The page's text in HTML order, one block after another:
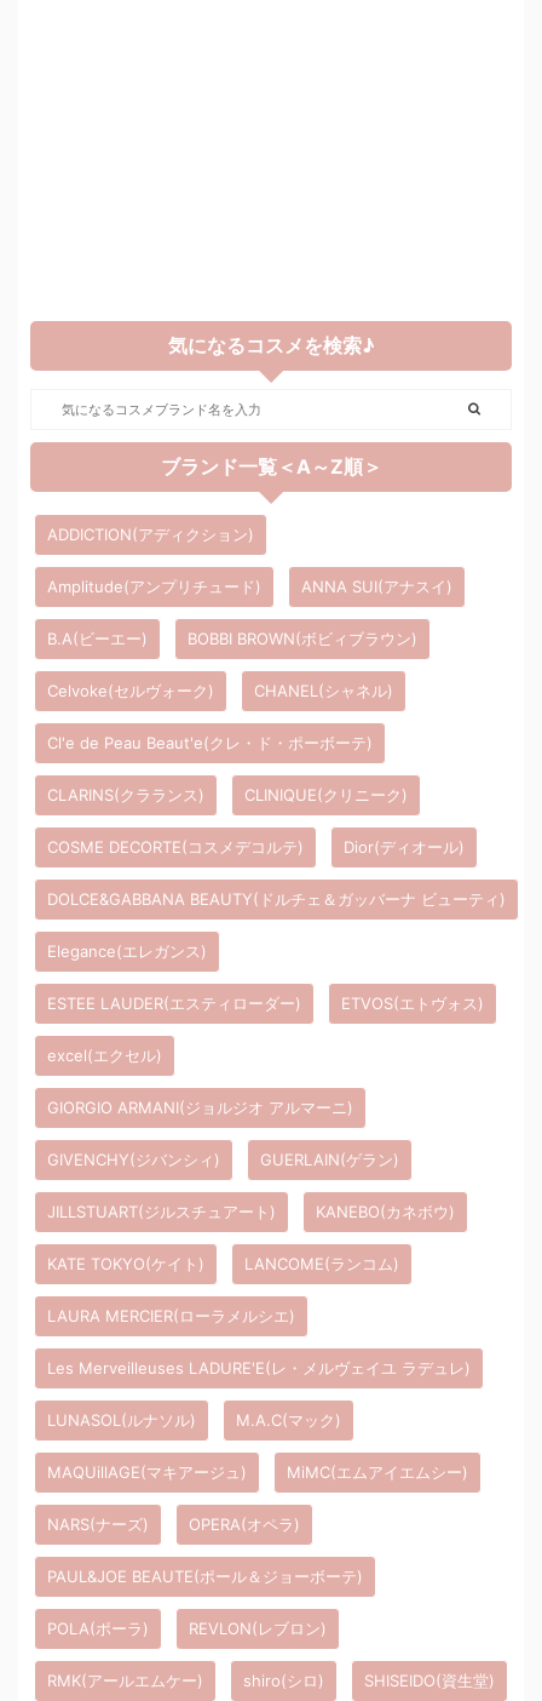
気になるコスメを検索♪
ブランド一覧＜A～Z順＞
ADDICTION(アディクション)
Amplitude(アンプリチュード) ANNA SUI(アナスイ)
B.A(ビーエー) BOBBI BROWN(ボビィブラウン)
Celvoke(セルヴォーク) CHANEL(シャネル)
Cl'e de Peau Beaut'e(クレ・ド・ポーボーテ)
CLARINS(クラランス) CLINIQUE(クリニーク)
COSME DECORTE(コスメデコルテ) Dior(ディオール)
DOLCE&GABBANA BEAUTY(ドルチェ＆ガッバーナ ビューティ)
Elegance(エレガンス)
ESTEE LAUDER(エスティローダー) ETVOS(エトヴォス)
excel(エクセル)
GIORGIO ARMANI(ジョルジオ アルマーニ)
GIVENCHY(ジバンシィ) GUERLAIN(ゲラン)
JILLSTUART(ジルスチュアート) KANEBO(カネボウ)
KATE TOKYO(ケイト) LANCOME(ランコム)
LAURA MERCIER(ローラメルシエ)
Les Merveilleuses LADURE'E(レ・メルヴェイユ ラデュレ)
LUNASOL(ルナソル) M.A.C(マック)
MAQUillAGE(マキアージュ) MiMC(エムアイエムシー)
NARS(ナーズ) OPERA(オペラ)
PAUL&JOE BEAUTE(ポール＆ジョーボーテ)
POLA(ポーラ) REVLON(レブロン)
RMK(アールエムケー) shiro(シロ) SHISEIDO(資生堂)